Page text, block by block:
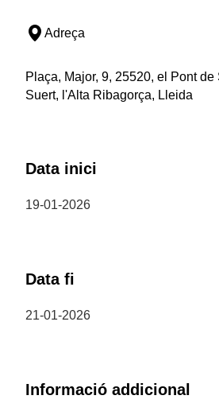
Adreça
Plaça, Major, 9, 25520, el Pont
Suert, l'Alta Ribagorça, Lleida
Data inici
19-01-2026
Data fi
21-01-2026
Informació addicional